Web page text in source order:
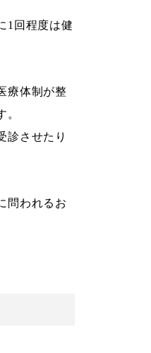
1回程度は健
療体制が整
診させたり
問われるお